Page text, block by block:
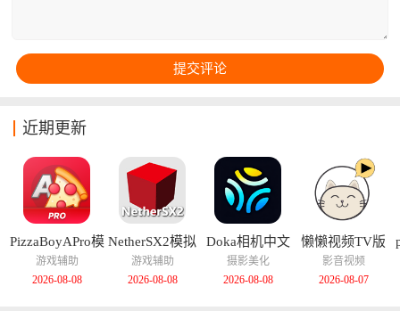
近期更新
PizzaBoyAPro模
拟器中文版
游戏辅助
2026-08-08
NetherSX2模拟
器汉化版
游戏辅助
2026-08-08
Doka相机中文
版
摄影美化
2026-08-08
懒懒视频TV版
影音视频
2026-08-07